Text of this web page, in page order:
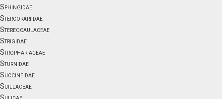
Sphingidae
Stercorariidae
Stereocaulaceae
Strigidae
Strophariaceae
Sturnidae
Succineidae
Suillaceae